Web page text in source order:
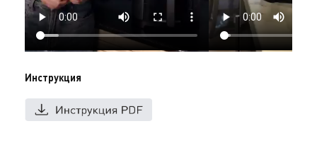
tefal.kz доступна официальная гарантия в
Казахстане и доставка по всему Казахстану.
Инструкция